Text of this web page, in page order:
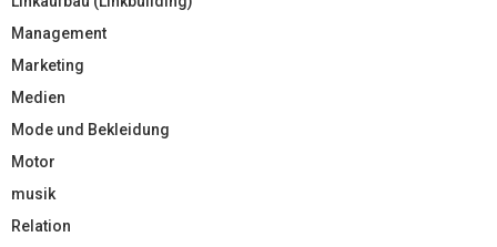
Management
Marketing
Medien
Mode und Bekleidung
Motor
musik
Relation